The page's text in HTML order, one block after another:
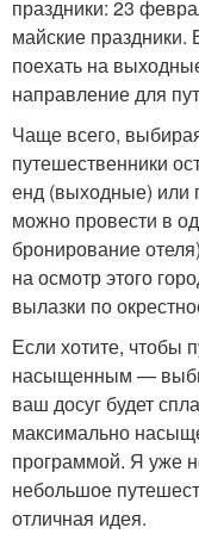
праздники: 23
майские праздники.
поехать на
направление для
Чаще всего,
путешественники
енд (выходные) или
можно провести в
бронирование
на осмотр этого
вылазки по
Если хотите, чтобы
насыщенным —
ваш досуг будет
максимально
программой. Я уже
небольшое
отличная идея.